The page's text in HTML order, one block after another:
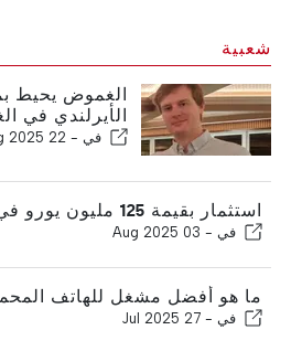
شعبية
الغموض يحيط
الأيرلندي في
في - 22 Aug 2025
استثمار بقيمة 125 مليون يورو في تطوير الغارف
في - 03 Aug 2025
ما هو أفضل مشغل للهاتف
في - 27 Jul 2025